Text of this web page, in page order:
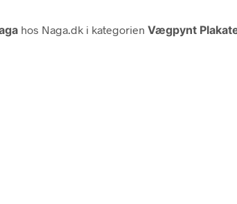
hos Naga.dk i kategorien Vægpynt